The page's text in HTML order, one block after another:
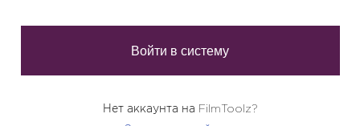
Нет аккаунта на FilmToolz?